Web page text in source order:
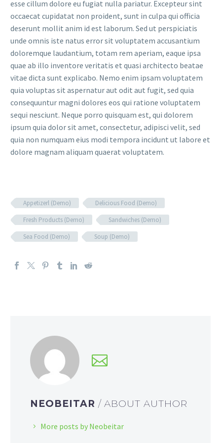
esse cillum dolore eu fugiat nulla pariatur. Excepteur sint
occaecat cupidatat non proident, sunt in culpa qui officia
deserunt mollit anim id est laborum. Sed ut perspiciatis
unde omnis iste natus error sit voluptatem accusantium
doloremque laudantium, totam rem aperiam, eaque ipsa
quae ab illo inventore veritatis et quasi architecto beatae
vitae dicta sunt explicabo. Nemo enim ipsam voluptatem
quia voluptas sit aspernatur aut odit aut fugit, sed quia
consequuntur magni dolores eos qui ratione voluptatem
sequi nesciunt. Neque porro quisquam est, qui dolorem
ipsum quia dolor sit amet, consectetur, adipisci velit, sed
quia non numquam eius modi tempora incidunt ut labore et
dolore magnam aliquam quaerat voluptatem.
Appetizerl (Demo)
Delicious Food (Demo)
Fresh Products (Demo)
Sandwiches (Demo)
Sea Food (Demo)
Soup (Demo)
NEOBEITAR / ABOUT AUTHOR
More posts by Neobeitar